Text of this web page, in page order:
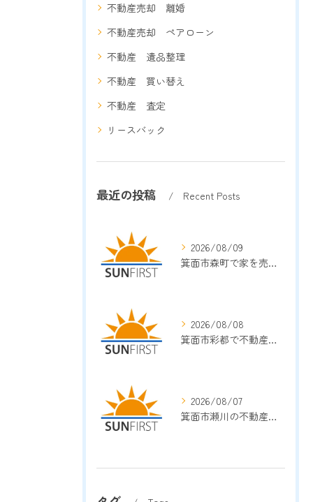
不動産売却 離婚
不動産売却 ペアローン
不動産 遺品整理
不動産 買い替え
不動産 査定
リースバック
最近の投稿 Recent Posts
2026/08/09
箕面市森町で家を売却する時の価格相場や最新動向と後悔しにくい売り方完全ガイド
2026/08/08
箕面市彩都で不動産売却依頼を安心して進めるための相場・会社選び徹底解説
2026/08/07
箕面市瀬川の不動産売却相談で相場や費用・信頼性を徹底比較する方法